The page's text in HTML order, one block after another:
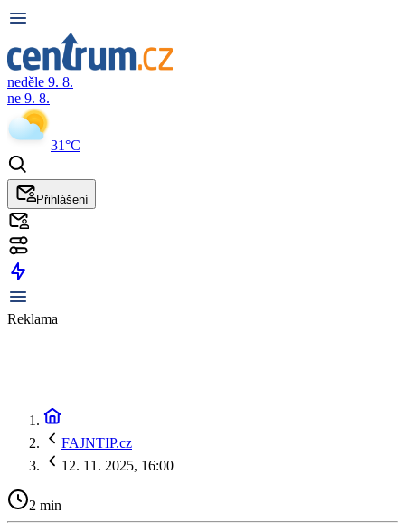
neděle 9. 8.
ne 9. 8.
31°C
Přihlášení
Reklama
FAJNTIP.cz
12. 11. 2025, 16:00
2 min